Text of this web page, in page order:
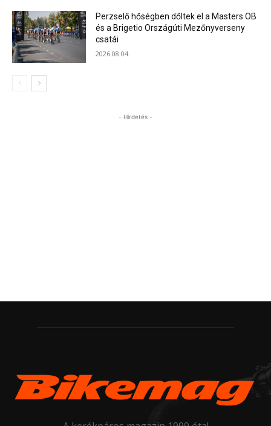
Perzselő hőségben dőltek el a Masters OB
és a Brigetio Országúti Mezőnyverseny
csatái
2026.08.04.
- Hirdetés -